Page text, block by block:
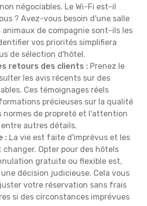
négociables. Le Wi-Fi est-il
? Avez-vous besoin d'une salle
animaux de compagnie sont-ils les
vos priorités simplifiera
de sélection d'hôtel.
retours des clients : Prenez le
les avis récents sur des
Ces témoignages réels
précieuses sur la qualité
normes de propreté et l'attention
autres détails.
: La vie est faite d'imprévus et les
changer. Opter pour des hôtels
gratuite ou flexible est,
décision judicieuse. Cela vous
votre réservation sans frais
si des circonstances imprévues